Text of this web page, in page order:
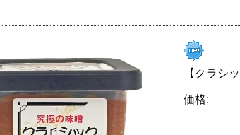
【クラシ
価格: